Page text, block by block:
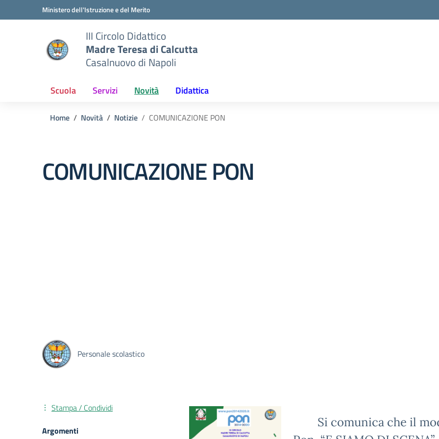
Vai ai contenuti
Vai al menu di navigazioneMinistero dell'Istruzione e del Merito
III Circolo Didattico
Madre Teresa di Calcutta
Casalnuovo di Napoli
Scuola Servizi Novità Didattica
Home Novità Notizie COMUNICAZIONE PON
COMUNICAZIONE PON
Personale scolastico
Si comunica che il
Stampa / Condividi
Argomenti